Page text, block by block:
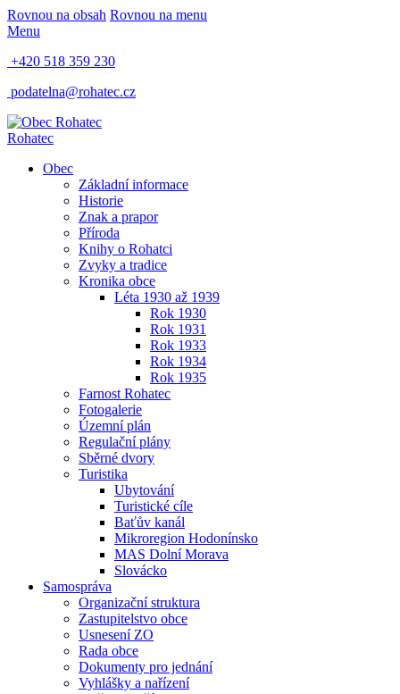
Rovnou na obsah Rovnou na menu
Menu
+420 518 359 230
podatelna@rohatec.cz
Rohatec
Obec
Základní informace
Historie
Znak a prapor
Příroda
Knihy o Rohatci
Zvyky a tradice
Kronika obce
Léta 1930 až 1939
Rok 1930
Rok 1931
Rok 1933
Rok 1934
Rok 1935
Farnost Rohatec
Fotogalerie
Územní plán
Regulační plány
Sběrné dvory
Turistika
Ubytování
Turistické cíle
Baťův kanál
Mikroregion Hodonínsko
MAS Dolní Morava
Slovácko
Samospráva
Organizační struktura
Zastupitelstvo obce
Usnesení ZO
Rada obce
Dokumenty pro jednání
Vyhlášky a nařízení